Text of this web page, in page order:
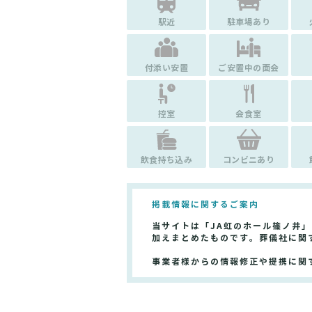
駅近 駐車場あり
付添い安置 ご安置中の面会
控室 会食室
飲食持ち込み コンビニあり
掲載情報に関するご案内
当サイトは「JA虹のホール篠ノ井
加えまとめたものです。葬儀社に
事業者様からの情報修正や提携に